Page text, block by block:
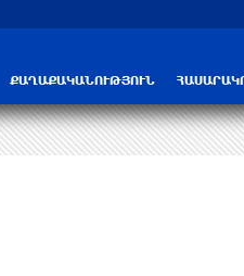
ՔԱՂԱՔԱԿԱՆՈՒԹՅՈՒՆ